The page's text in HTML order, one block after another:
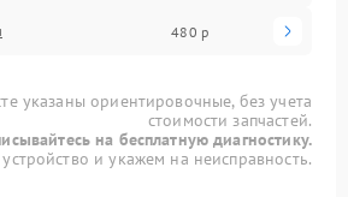
480 р
указаны ориентировочные, без учета
стоимости запчастей.
на бесплатную диагностику.
и укажем на неисправность.